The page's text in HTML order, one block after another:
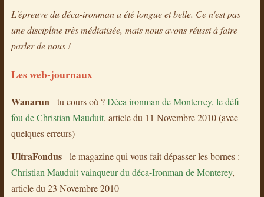
L'épreuve du déca-ironman a été longue et belle. Ce n'est pas
une discipline très médiatisée, mais nous avons réussi à faire
parler de nous !
Les web-journaux
Wanarun - tu cours où ?Déca ironman de Monterrey, le défi
fou de Christian Mauduit, article du 11 Novembre 2010 (avec
quelques erreurs)
UltraFondus- le magazine qui vous fait dépasser les bornes :
Christian Mauduit vainqueur du déca-Ironman de Monterey,
article du 23 Novembre 2010